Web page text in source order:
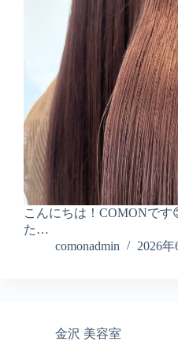
こんにちは！COMONです
た…
comonadmin
2026年
金沢 美容室